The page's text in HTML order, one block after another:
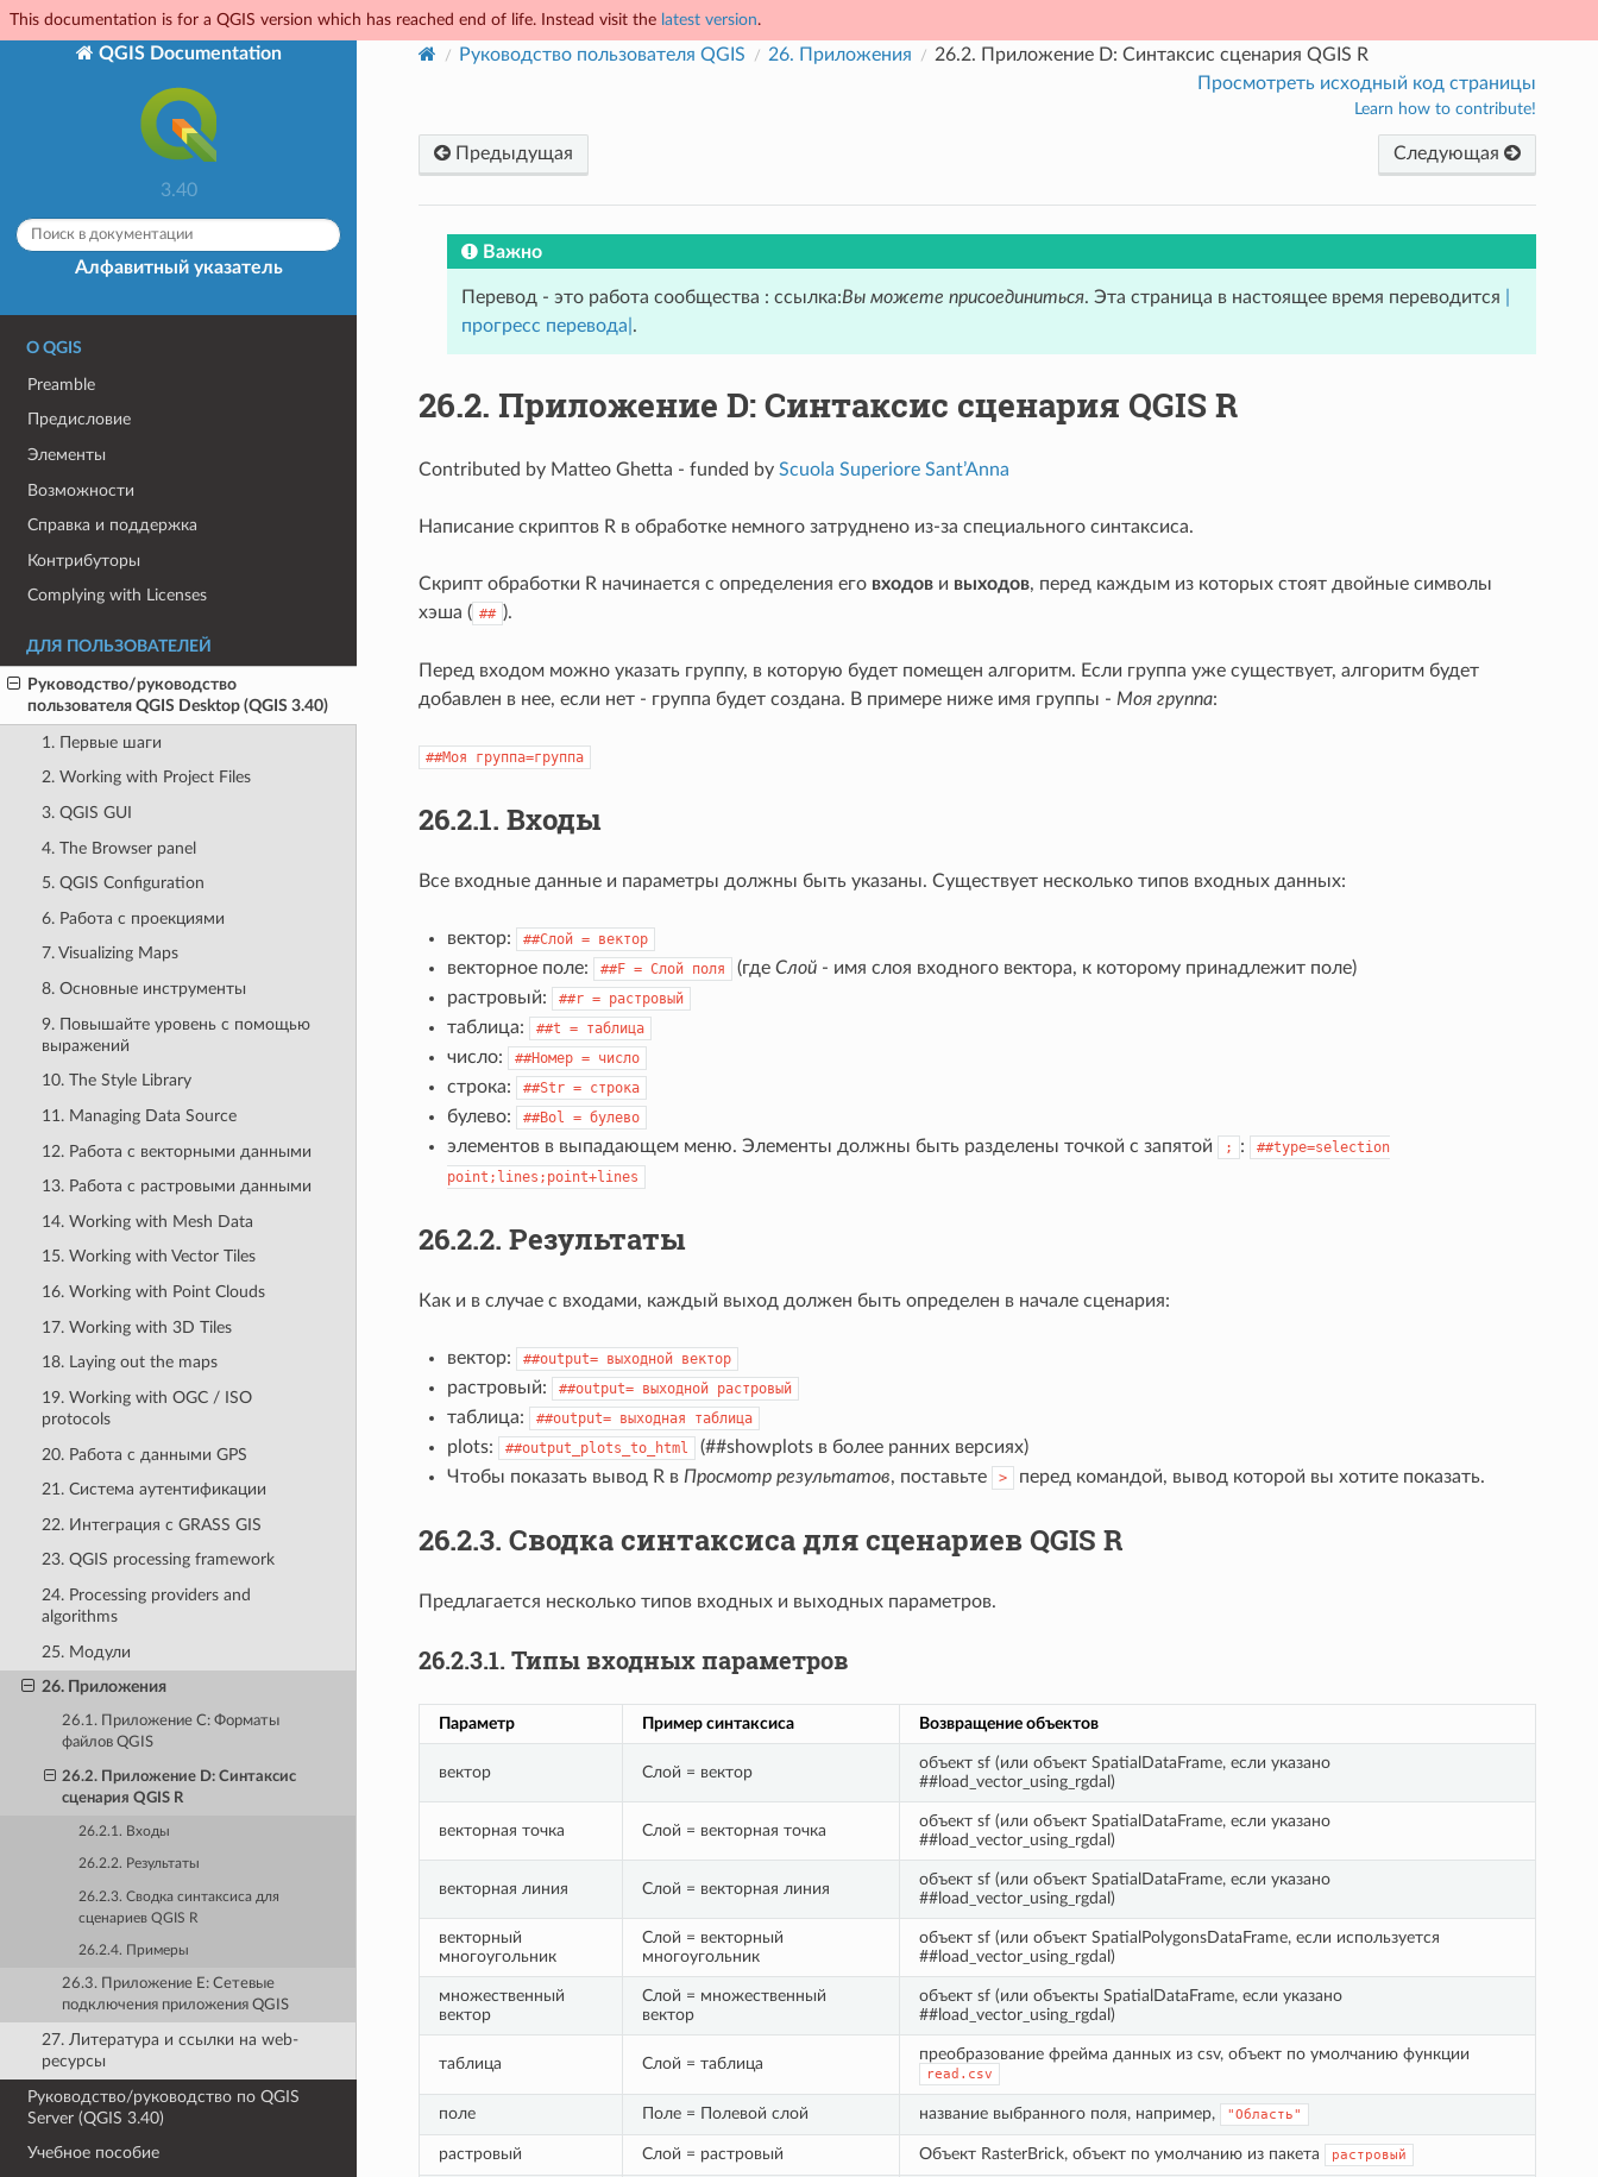
This documentation is for a QGIS version which has reached end of life. Instead visit the latest version.
QGIS Documentation
3.40
Алфавитный указатель
О QGIS
Preamble
Предисловие
Элементы
Возможности
Справка и поддержка
Контрибуторы
Complying with Licenses
ДЛЯ ПОЛЬЗОВАТЕЛЕЙ
Руководство/руководство
пользователя QGIS Desktop (QGIS 3.40)
1. Первые шаги
2. Working with Project Files
3. QGIS GUI
4. The Browser panel
5. QGIS Configuration
6. Работа с проекциями
7. Visualizing Maps
8. Основные инструменты
9. Повышайте уровень с помощью
выражений
10. The Style Library
11. Managing Data Source
12. Работа с векторными данными
13. Работа с растровыми данными
14. Working with Mesh Data
15. Working with Vector Tiles
16. Working with Point Clouds
17. Working with 3D Tiles
18. Laying out the maps
19. Working with OGC / ISO
protocols
20. Работа с данными GPS
21. Система аутентификации
22. Интеграция с GRASS GIS
23. QGIS processing framework
24. Processing providers and
algorithms
25. Модули
26. Приложения
26.1. Приложение C: Форматы
файлов QGIS
26.2. Приложение D: Синтаксис
сценария QGIS R
26.2.1. Входы
26.2.2. Результаты
26.2.3. Сводка синтаксиса для
сценариев QGIS R
26.2.4. Примеры
26.3. Приложение E: Сетевые
подключения приложения QGIS
27. Литература и ссылки на web-
ресурсы
Руководство/руководство по QGIS
Server (QGIS 3.40)
Учебное пособие
Руководство пользователя QGIS 26. Приложения 26.2. Приложение D: Синтаксис сценария QGIS R
Просмотреть исходный код страницы
Learn how to contribute!
Предыдущая Следующая
Важно
Перевод - это работа сообщества : ссылка:Вы можете присоединиться. Эта страница в настоящее время переводится
прогресс перевода| .
26.2. Приложение D: Синтаксис сценария QGIS R
Contributed by Matteo Ghetta - funded by Scuola Superiore Sant’Anna
Написание скриптов R в обработке немного затруднено из-за специального синтаксиса.
Скрипт обработки R начинается с определения его входови выходов, перед каждым из которых стоят двойные символы
хэша ( ## ).
Перед входом можно указать группу, в которую будет помещен алгоритм. Если группа уже существует, алгоритм будет
добавлен в нее, если нет - группа будет создана. В примере ниже имя группы - Моя группа:
##Моя группа=группа
26.2.1. Входы
Все входные данные и параметры должны быть указаны. Существует несколько типов входных данных:
вектор: ##Слой = вектор
векторное поле: ##F = Слой поля (где Слой- имя слоя входного вектора, к которому принадлежит поле)
растровый:
##r = растровый
таблица: ##t = таблица
число: ##Номер = число
строка: ##Str = строка
булево: ##Bol = булево
элементов в выпадающем меню. Элементы должны быть разделены точкой с запятой ; :
##type=selection
point;lines;point+lines
26.2.2. Результаты
Как и в случае с входами, каждый выход должен быть определен в начале сценария:
вектор: ##output= выходной вектор
растровый: ##output= выходной растровый
таблица: ##output= выходная таблица
plots: ##output_plots_to_html
(##showplots в более ранних версиях)
Чтобы показать вывод R в Просмотр результатов, поставьте > перед командой, вывод которой вы хотите показать.
26.2.3. Сводка синтаксиса для сценариев QGIS R
Предлагается несколько типов входных и выходных параметров.
26.2.3.1. Типы входных параметров
Параметр Пример синтаксиса Возвращение объектов
вектор Слой = вектор
объект sf (или объект SpatialDataFrame, если указано
##load_vector_using_rgdal)
векторная точка Слой = векторная точка
объект sf (или объект SpatialDataFrame, если указано
##load_vector_using_rgdal)
векторная линия Слой = векторная линия
объект sf (или объект SpatialDataFrame, если указано
##load_vector_using_rgdal)
векторный
многоугольник
Слой = векторный
многоугольник
объект sf (или объект SpatialPolygonsDataFrame, если используется
##load_vector_using_rgdal)
множественный
вектор
Слой = множественный
вектор
объект sf (или объекты SpatialDataFrame, если указано
##load_vector_using_rgdal)
таблица Слой = таблица
преобразование фрейма данных из csv, объект по умолчанию функции
read.csv
поле Поле = Полевой слой название выбранного поля, например, "Область"
растровый Слой = растровый Объект RasterBrick, объект по умолчанию из пакета растровый